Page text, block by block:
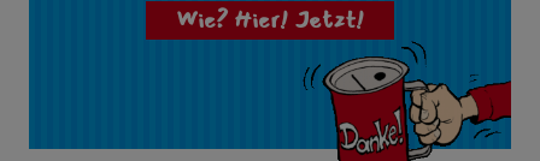
Wie? Hier! Jetzt!